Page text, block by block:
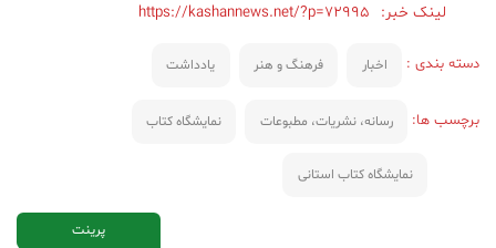
لینک خبر: https://kashannews.net/?p=72995
دسته بندی : اخبار فرهنگ و هنر یادداشت
برچسب ها: رسانه، نشریات، مطبوعات نمایشگاه کتاب
نمایشگاه کتاب استانی
پرینت